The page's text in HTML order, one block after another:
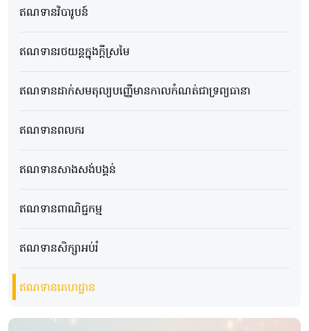
ឥណទានវិបារូបន៍
ឥណទានរថយន្តក្នុងក្ដីស្រមៃ
ឥណទានដាក់សមតុល្យបញ្ញើមានកាលកំណត់ជាទ្រព្យធានា
ឥណទានពលករ
ឥណទាន​សាងសង់បង្គន់
ឥណទានពាណិជ្ជកម្ម
ឥណទានសិក្សាអប់រំ
ឥណទានគេហដ្ឋាន